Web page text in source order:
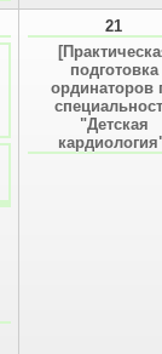
21
подготовка
ординаторов
"Детская